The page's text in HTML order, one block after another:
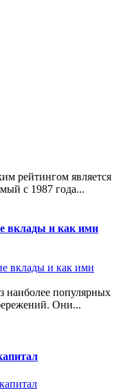
рейтингом является
с 1987 года...
вклады и как ими
наиболее популярных
Они...